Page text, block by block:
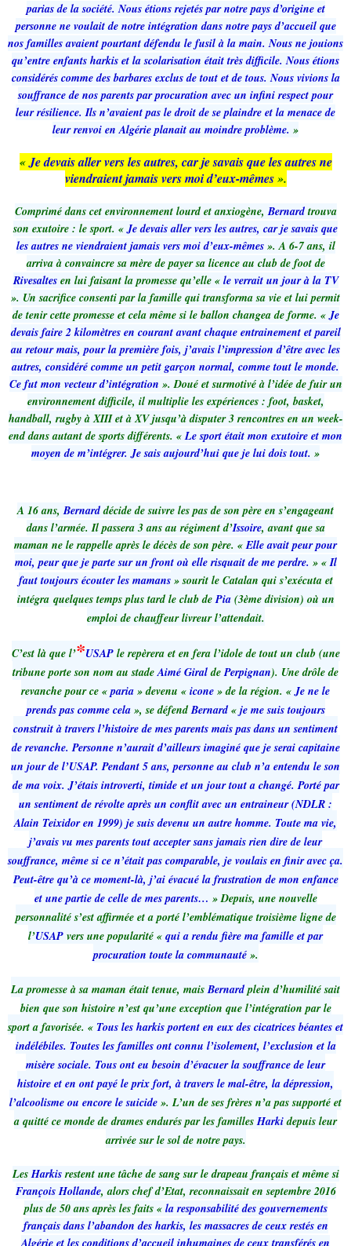
parias de la société. Nous étions rejetés par notre pays d’origine et
personne ne voulait de notre intégration dans notre pays d’accueil que
nos familles avaient pourtant défendu le fusil à la main. Nous ne jouions
qu’entre enfants harkis et la scolarisation était très difficile. Nous étions
considérés comme des barbares exclus de tout et de tous. Nous vivions la
souffrance de nos parents par procuration avec un infini respect pour
leur résilience. Ils n’avaient pas le droit de se plaindre et la menace de
leur renvoi en Algérie planait au moindre problème. »
«Je devais aller vers les autres, car je savais que les autres ne
viendraient jamais vers moi d’eux-mêmes».
Comprimé dans cet environnement lourd et anxiogène,Bernardtrouva
son exutoire : le sport. «Je devais aller vers les autres, car je savais que
les autres ne viendraient jamais vers moi d’eux-mêmes ». A 6-7 ans, il
arriva à convaincre sa mère de payer sa licence au club de foot de
Rivesaltesen lui faisant la promesse qu’elle « le verrait un jour à la TV
». Un sacrifice consenti par la famille qui transforma sa vie et lui permit
de tenir cette promesse et cela même si le ballon changea de forme. «Je
devais faire 2 kilomètres en courant avant chaque entrainement et pareil
au retour mais, pour la première fois, j’avais l’impression d’être avec les
autres, considéré comme un petit garçon normal, comme tout le monde.
Ce fut mon vecteur d’intégration ». Doué et surmotivé à l’idée de fuir un
environnement difficile, il multiplie les expériences : foot, basket,
handball, rugby à XIII et à XV jusqu’à disputer 3 rencontres en un week-
end dans autant de sports différents. «Le sport était mon exutoire et mon
moyen de m’intégrer. Je sais aujourd’hui que je lui dois tout. »
A 16 ans, Bernarddécide de suivre les pas de son père en s’engageant
dans l’armée. Il passera 3 ans au régiment d’Issoire, avant que sa
maman ne le rappelle après le décès de son père. «Elle avait peur pour
moi, peur que je parte sur un front où elle risquait de me perdre. » «Il
faut toujours écouter les mamans» sourit le Catalan qui s’exécuta et
intégraquelques temps plus tard le club dePia(3ème division) où un
emploi de chauffeur livreur l’attendait.
C’est là que l’*USAPle repèrera et en fera l’idole de tout un club (une
tribune porte son nom au stadeAimé GiraldePerpignan). Une drôle de
revanche pour ce «paria » devenu « icone » de la région. «Je ne le
prends pas comme cela», se défendBernard«je me suis toujours
construit à travers l’histoire de mes parents mais pas dans un sentiment
de revanche. Personne n’aurait d’ailleurs imaginé que je serai capitaine
un jour de l’USAP. Pendant 5 ans, personne au club n’a entendu le son
de ma voix. J’étais introverti, timide et un jour tout a changé. Porté par
un sentiment de révolte après un conflit avec un entraineur (NDLR :
Alain Teixidor en 1999) je suis devenu un autre homme. Toute ma vie,
j’avais vu mes parents tout accepter sans jamais rien dire de leur
souffrance, même si ce n’était pas comparable, je voulais en finir avec ça.
Peut-être qu’à ce moment-là, j’ai évacué la frustration de mon enfance
et une partie de celle de mes parents… » Depuis, une nouvelle
personnalité s’est affirmée et a porté l’emblématique troisième ligne de
l’USAP vers une popularité « qui a rendu fière ma famille et par
procuration toute la communauté».
La promesse à sa maman était tenue, maisBernardplein d’humilité sait
bien que son histoire n’est qu’une exception que l’intégration par le
sport a favorisée. « Tous les harkis portent en eux des cicatrices béantes et
indélébiles. Toutes les familles ont connu l’isolement, l’exclusion et la
misère sociale. Tous ont eu besoin d’évacuer la souffrance de leur
histoire et en ont payé le prix fort, à travers le mal-être, la dépression,
l’alcoolisme ou encore le suicide ». L’un de ses frères n’a pas supporté et
a quitté ce monde de drames endurés par les famillesHarkidepuis leur
arrivée sur le sol de notre pays.
LesHarkisrestent une tâche de sang sur le drapeau français et même si
François Hollande, alors chef d’Etat, reconnaissait en septembre 2016
plus de 50 ans après les faits «la responsabilité des gouvernements
français dans l’abandon des harkis, les massacres de ceux restés en
Algérie et les conditions d’accueil inhumaines de ceux transférés en